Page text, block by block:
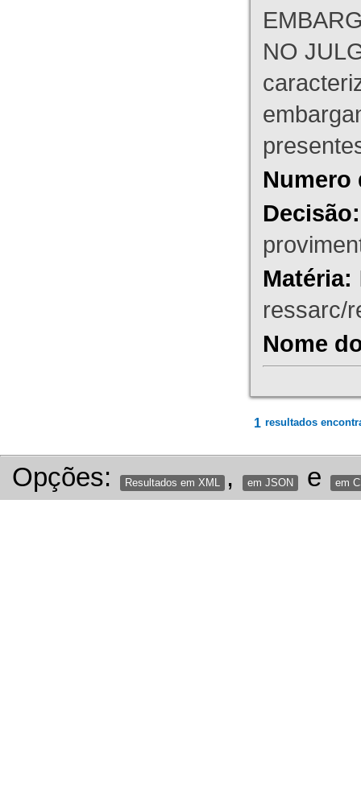
NO
Numero
Decisão:
Matéria:
ressarc/
Nome
1 resultados
Opções: Resultados em XML , em JSON e em